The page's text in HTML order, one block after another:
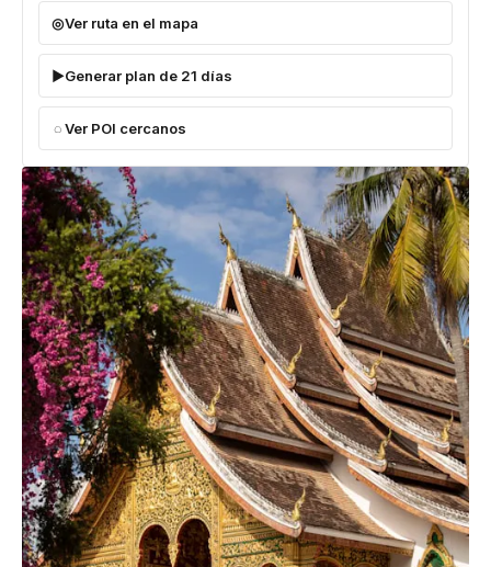
Ver ruta en el mapa
Generar plan de 21 días
Ver POI cercanos